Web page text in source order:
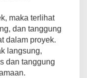
maka terlihat
dan tanggung
dalam proyek.
langsung,
dan tanggung